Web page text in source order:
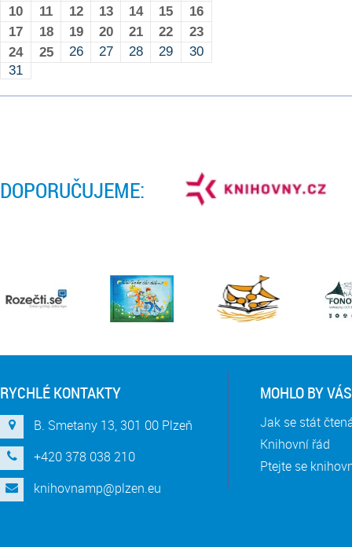
10
11 12 13 14 15
16
17
18 19 20 21 22
23
24
25 26 27 28 29
30
31
DOPORUČUJEME:
RYCHLÉ KONTAKTY
B. Smetany 13, 301 00 Plzeň
+420 378 038 210
knihovnamp@plzen.eu
MOHLO BY
Jak se stát
Knihovní řád
Ptejte se